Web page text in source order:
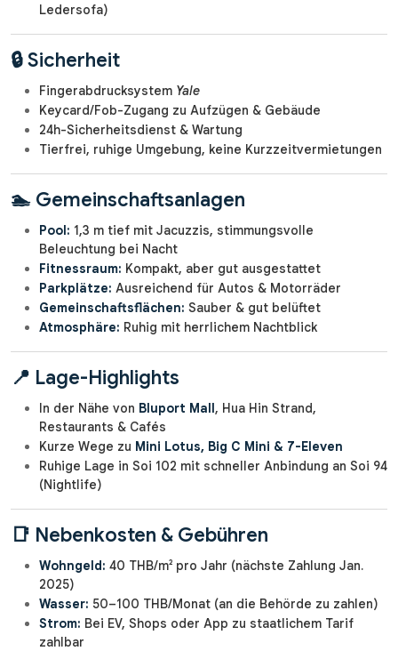
Ledersofa)
🔒 Sicherheit
Fingerabdrucksystem Yale
Keycard/Fob-Zugang zu Aufzügen & Gebäude
24h-Sicherheitsdienst & Wartung
Tierfrei, ruhige Umgebung, keine Kurzzeitvermietungen
🏊 Gemeinschaftsanlagen
Pool: 1,3 m tief mit Jacuzzis, stimmungsvolle
Beleuchtung bei Nacht
Fitnessraum: Kompakt, aber gut ausgestattet
Parkplätze: Ausreichend für Autos & Motorräder
Gemeinschaftsflächen: Sauber & gut belüftet
Atmosphäre: Ruhig mit herrlichem Nachtblick
📍 Lage-Highlights
In der Nähe von Bluport Mall, Hua Hin Strand,
Restaurants & Cafés
Kurze Wege zu Mini Lotus, Big C Mini & 7-Eleven
Ruhige Lage in Soi 102 mit schneller Anbindung an Soi 94
(Nightlife)
📑 Nebenkosten & Gebühren
Wohngeld: 40 THB/m² pro Jahr (nächste Zahlung Jan.
2025)
Wasser: 50–100 THB/Monat (an die Behörde zu zahlen)
Strom: Bei EV, Shops oder App zu staatlichem Tarif
zahlbar